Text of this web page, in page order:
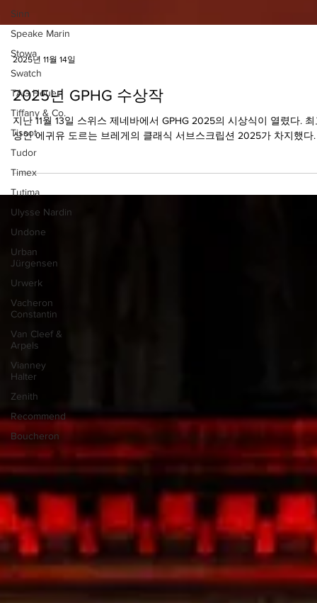
Sinn
Speake Marin
Stowa
Swatch
TAG Heuer
Tiffany & Co.
Tissot
Tudor
Timex
Tutima
Ulysse Nardin
Undone
Urban
Jürgensen
Urwerk
Vacheron
Constantin
Van Cleef &
Arpels
Vianney
Halter
Zenith
Recommend
Boucheron
2025년 11월 14일
2025년 GPHG 수상작
지난 11월 13일 스위스 제네바에서 GPHG 2025의 시상식이 열렸다. 최
상인 에귀유 도르는 브레게의 클래식 서브스크립션 2025가 차지했다.